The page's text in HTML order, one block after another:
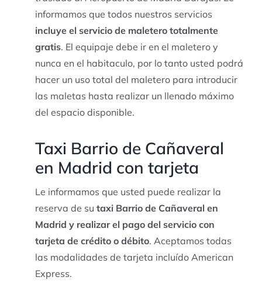
informamos que todos nuestros servicios
incluye el servicio de maletero totalmente
gratis. El equipaje debe ir en el maletero y
nunca en el habitaculo, por lo tanto usted podrá
hacer un uso total del maletero para introducir
las maletas hasta realizar un llenado máximo
del espacio disponible.
Taxi Barrio de Cañaveral
en Madrid con tarjeta
Le informamos que usted puede realizar la
reserva de su taxi Barrio de Cañaveral en
Madrid y realizar el pago del servicio con
tarjeta de crédito o débito. Aceptamos todas
las modalidades de tarjeta incluído American
Express.